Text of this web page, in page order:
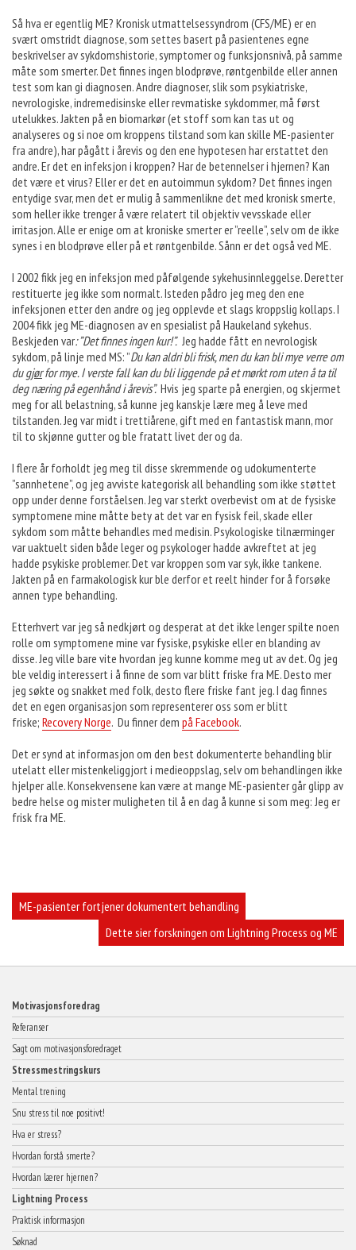
Så hva er egentlig ME? Kronisk utmattelsessyndrom (CFS/ME) er en
svært omstridt diagnose, som settes basert på pasientenes egne
beskrivelser av sykdomshistorie, symptomer og funksjonsnivå, på samme
måte som smerter. Det finnes ingen blodprøve, røntgenbilde eller annen
test som kan gi diagnosen. Andre diagnoser, slik som psykiatriske,
nevrologiske, indremedisinske eller revmatiske sykdommer, må først
utelukkes. Jakten på en biomarkør (et stoff som kan tas ut og
analyseres og si noe om kroppens tilstand som kan skille ME-pasienter
fra andre), har pågått i årevis og den ene hypotesen har erstattet den
andre. Er det en infeksjon i kroppen? Har de betennelser i hjernen? Kan
det være et virus? Eller er det en autoimmun sykdom? Det finnes ingen
entydige svar, men det er mulig å sammenlikne det med kronisk smerte,
som heller ikke trenger å være relatert til objektiv vevsskade eller
irritasjon. Alle er enige om at kroniske smerter er ”reelle”, selv om de ikke
synes i en blodprøve eller på et røntgenbilde. Sånn er det også ved ME.
I 2002 fikk jeg en infeksjon med påfølgende sykehusinnleggelse. Deretter
restituerte jeg ikke som normalt. Isteden pådro jeg meg den ene
infeksjonen etter den andre og jeg opplevde et slags kroppslig kollaps. I
2004 fikk jeg ME-diagnosen av en spesialist på Haukeland sykehus.
Beskjeden var: ”Det finnes ingen kur!”.Jeg hadde fått en nevrologisk
sykdom, på linje med MS: ”Du kan aldri bli frisk, men du kan bli mye verre om
dugjørfor mye. I verste fall kan du bli liggende på et mørkt rom uten å ta til
deg næring på egenhånd i årevis”. Hvis jeg sparte på energien, og skjermet
meg for all belastning, så kunne jeg kanskje lære meg å leve med
tilstanden. Jeg var midt i trettiårene, gift med en fantastisk mann, mor
til to skjønne gutter og ble fratatt livet der og da.
I flere år forholdt jeg meg til disse skremmende og udokumenterte
”sannhetene”, og jeg avviste kategorisk all behandling som ikke støttet
opp under denne forståelsen. Jeg var sterkt overbevist om at de fysiske
symptomene mine måtte bety at det var en fysisk feil, skade eller
sykdom som måtte behandles med medisin. Psykologiske tilnærminger
var uaktuelt siden både leger og psykologer hadde avkreftet at jeg
hadde psykiske problemer. Det var kroppen som var syk, ikke tankene.
Jakten på en farmakologisk kur ble derfor et reelt hinder for å forsøke
annen type behandling.
Etterhvert var jeg så nedkjørt og desperat at det ikke lenger spilte noen
rolle om symptomene mine var fysiske, psykiske eller en blanding av
disse. Jeg ville bare vite hvordan jeg kunne komme meg ut av det. Og jeg
ble veldig interessert i å finne de som var blitt friske fra ME. Desto mer
jeg søkte og snakket med folk, desto flere friske fant jeg. I dag finnes
det en egen organisasjon som representerer oss som er blitt
friske; Recovery Norge. Du finner dem på Facebook.
Det er synd at informasjon om den best dokumenterte behandling blir
utelatt eller mistenkeliggjort i medieoppslag, selv om behandlingen ikke
hjelper alle. Konsekvensene kan være at mange ME-pasienter går glipp av
bedre helse og mister muligheten til å en dag å kunne si som meg: Jeg er
frisk fra ME.
Innleggsnavigasjon
ME-pasienter fortjener dokumentert behandling
Dette sier forskningen om Lightning Process og ME
Motivasjonsforedrag
Referanser
Sagt om motivasjonsforedraget
Stressmestringskurs
Mental trening
Snu stress til noe positivt!
Hva er stress?
Hvordan forstå smerte?
Hvordan lærer hjernen?
Lightning Process
Praktisk informasjon
Søknad